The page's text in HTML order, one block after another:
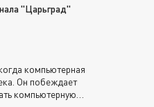
"Царьград"
компьютерная
Он побеждает
компьютерную